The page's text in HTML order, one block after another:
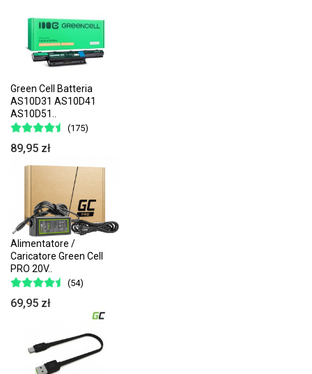
Green Cell Batteria
AS10D31 AS10D41
AS10D51..
(175)
89,95 zł
Alimentatore /
Caricatore Green Cell
PRO 20V..
(54)
69,95 zł